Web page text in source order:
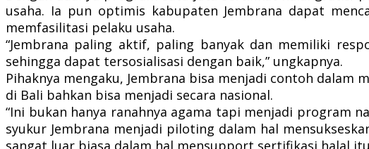
usaha. Ia pun optimis kabupaten Jembrana dapat
memfasilitasi pelaku usaha.
“Jembrana paling aktif, paling banyak dan memiliki
sehingga dapat tersosialisasi dengan baik,” ungkapnya.
Pihaknya mengaku, Jembrana bisa menjadi contoh
di Bali bahkan bisa menjadi secara nasional.
“Ini bukan hanya ranahnya agama tapi menjadi program
syukur Jembrana menjadi piloting dalam hal
sangat luar biasa dalam hal mensupport sertifikasi halal